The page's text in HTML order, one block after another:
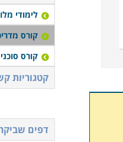
לימודי
קורס
קורס
קטגוריות
דפים